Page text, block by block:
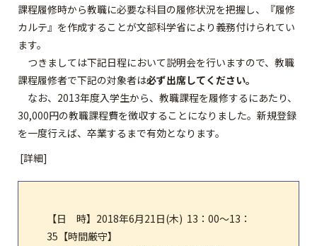
課程履修時から教職に必要な科目の履修状況を把握し、『履修
カルテ』を作成することが文部科学省により義務付けられてい
ます。
つきましては下記日程において説明会を行いますので、教職
課程履修者で下記の対象者は必ず出席してください。
なお、2013年度入学生から、教職課程を履修するにあたり、
30,000円の教職課程費を徴収することになりました。新規登録
を一度行えば、卒業するまで有効となります。
[詳細]
【日 時】2018年6月21日(木) 13：00～13：
35【時間厳守】